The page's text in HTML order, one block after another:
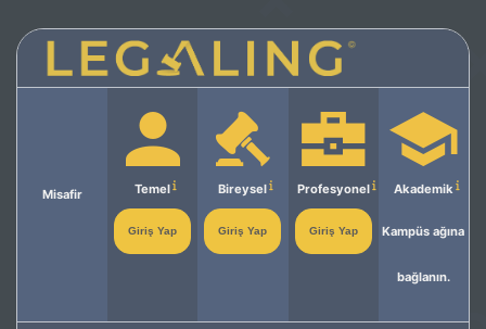
Misafir Temel
Giriş Yap
Bireysel
Giriş Yap
Profesyonel
Giriş Yap
Akademik
Kampüs ağına
bağlanın.